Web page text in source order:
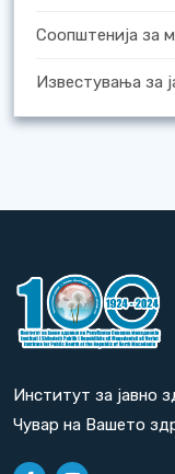
Соопштенија за
Известувања за
Институт за јавно
Чувар на Вашето